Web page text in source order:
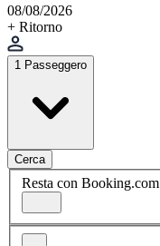
08/08/2026
+ Ritorno
1 Passeggero
Cerca
Resta con Booking.com